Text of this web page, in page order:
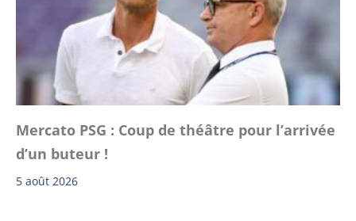
Mercato PSG : Coup de théâtre pour l’arrivée
d’un buteur !
5 août 2026